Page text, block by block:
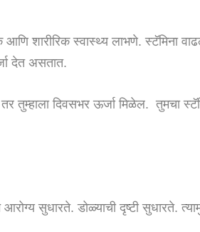
आणि शारीरिक स्वास्थ्य लाभणे. स्टॅमिना
देत असतात.
तर तुम्हाला दिवसभर ऊर्जा मिळेल. तुमचा
सुधारते. डोळ्याची दृष्टी सुधारते.